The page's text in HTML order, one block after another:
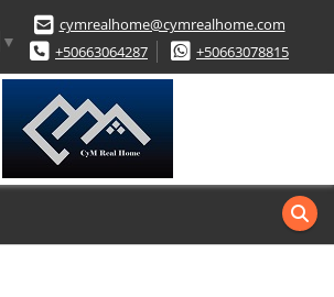
▼
cymrealhome@cymrealhome.com
+50663064287
+50663078815